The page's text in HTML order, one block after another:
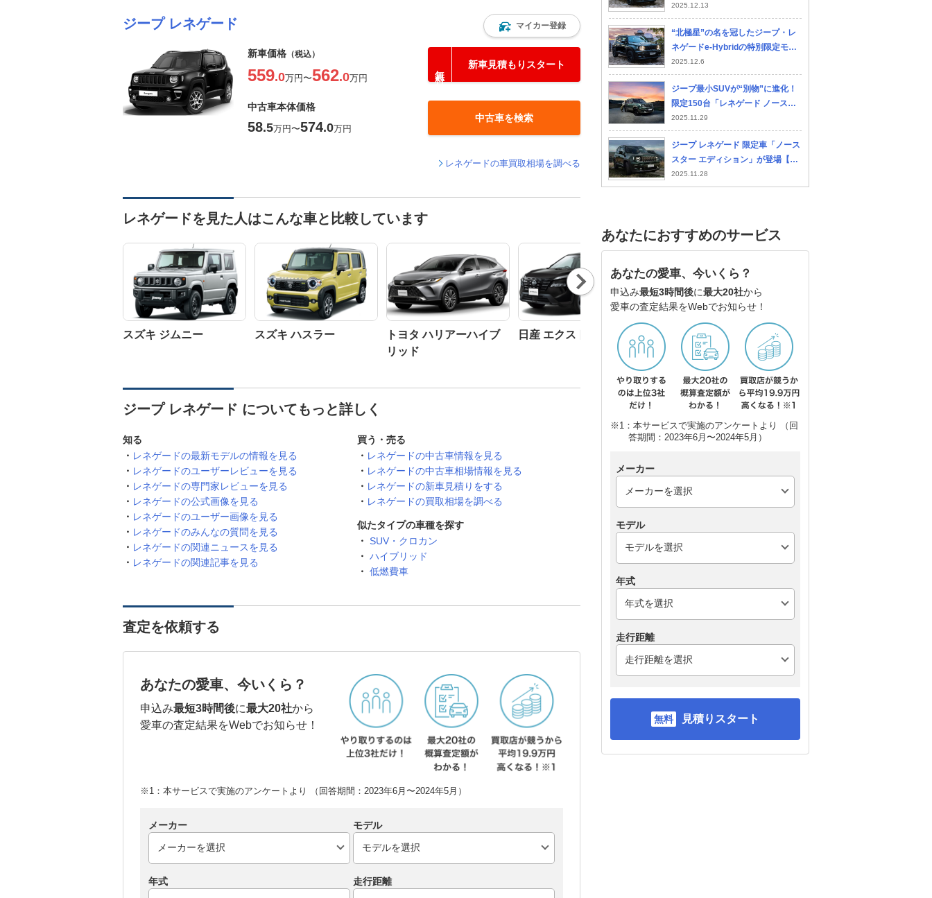
ジープ レネゲード マイカー登録
新車価格 （税込）
559.0万円〜562.0万円
新車見積もりスタート
中古車本体価格
58.5万円〜574.0万円
中古車を検索
レネゲードの車買取相場を調べる
レネゲードを見た人はこんな車と比較しています
スズキ ジムニー スズキ ハスラー
トヨタ ハリアーハイブ
リッド
日産 エクストレイル
トヨタ ランドクルーザ
ー300
スバル フォレスター
Nex
t
ジープ レネゲード についてもっと詳しく
知る
レネゲードの最新モデルの情報を見る
レネゲードのユーザーレビューを見る
レネゲードの専門家レビューを見る
レネゲードの公式画像を見る
レネゲードのユーザー画像を見る
レネゲードのみんなの質問を見る
レネゲードの関連ニュースを見る
レネゲードの関連記事を見る
買う・売る
レネゲードの中古車情報を見る
レネゲードの中古車相場情報を見る
レネゲードの新車見積りをする
レネゲードの買取相場を調べる
似たタイプの車種を探す
SUV・クロカン
ハイブリッド
低燃費車
査定を依頼する
あなたの愛車、今いくら？
申込み最短3時間後に最大20社から
愛車の査定結果をWebでお知らせ！
※1：本サービスで実施のアンケートより （回答期間：2023年6月〜2024年5月）
メーカー モデル
年式 走行距離
シートに耐久性3倍の素材を採用
2025.12.13
“北極星”の名を冠したジープ・レ
ネゲードe-Hybridの特別限定モデ
ルが日本上陸
2025.12.6
ジープ最小SUVが“別物”に進化！
限定150台「レネゲード ノースス
ター エディション」は新色×専用
装備で魅力アップ
2025.11.29
ジープ レネゲード 限定車「ノース
スター エディション」が登場【3
倍の耐久性を持つシートなど、特
別装備が充実】
2025.11.28
あなたにおすすめのサービス
あなたの愛車、今いくら？
申込み最短3時間後に最大20社から
愛車の査定結果をWebでお知らせ！
※1：本サービスで実施のアンケートより （回
答期間：2023年6月〜2024年5月）
メーカー
モデル
年式
走行距離
見積りスタート